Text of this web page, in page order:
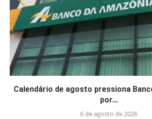
Calendário de agosto pressiona
por...
6 de agosto de 2026